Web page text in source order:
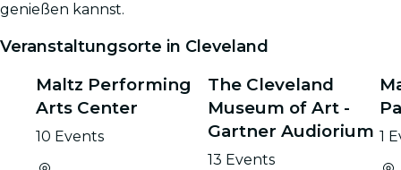
genießen kannst.
Veranstaltungsorte in Cleveland
Maltz Performing
Arts Center
10 Events
The Cleveland
Museum of Art -
Gartner Audiorium
13 Events
1